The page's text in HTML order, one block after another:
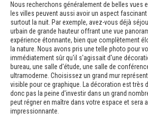
Nous recherchons généralement de belles vues
les villes peuvent aussi avoir un aspect
surtout la nuit. Par exemple, avez-vous déjà
urbain de grande hauteur offrant une vue
expérience étonnante, bien que complètement
la nature. Nous avons pris une telle photo pour
immédiatement sûr qu'il s'agissait d'une
bureau, une salle d'étude, une salle de
ultramoderne. Choisissez un grand mur
visible pour ce graphique. La décoration est très
donc pas la peine d'investir dans un grand
peut régner en maître dans votre espace et sera
impressionnante.